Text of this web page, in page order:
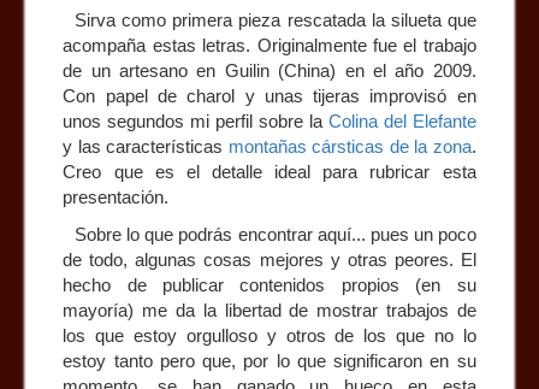
Sirva como primera pieza rescatada la silueta que
acompaña estas letras. Originalmente fue el trabajo
de un artesano en Guilin (China) en el año 2009.
Con papel de charol y unas tijeras improvisó en
unos segundos mi perfil sobre la Colina del Elefante
y las características montañas cársticas de la zona.
Creo que es el detalle ideal para rubricar esta
presentación.
Sobre lo que podrás encontrar aquí... pues un poco
de todo, algunas cosas mejores y otras peores. El
hecho de publicar contenidos propios (en su
mayoría) me da la libertad de mostrar trabajos de
los que estoy orgulloso y otros de los que no lo
estoy tanto pero que, por lo que significaron en su